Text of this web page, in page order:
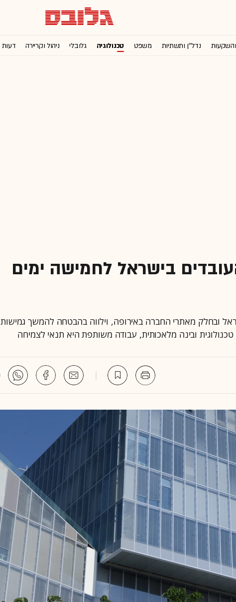
נדל''ן ותשתיות משפט טכנולוגיה גלובלי ניהול וקריירה דעות
בישראל לחמישה ימים
ייכנס לתוקף בפברואר 2026 בישראל ובחלק מאתרי החברה באירופה, וילווה בהבטחה להמשך גמישות
ובינה מלאכותית, עבודה משותפת היא תנאי לצמיחה